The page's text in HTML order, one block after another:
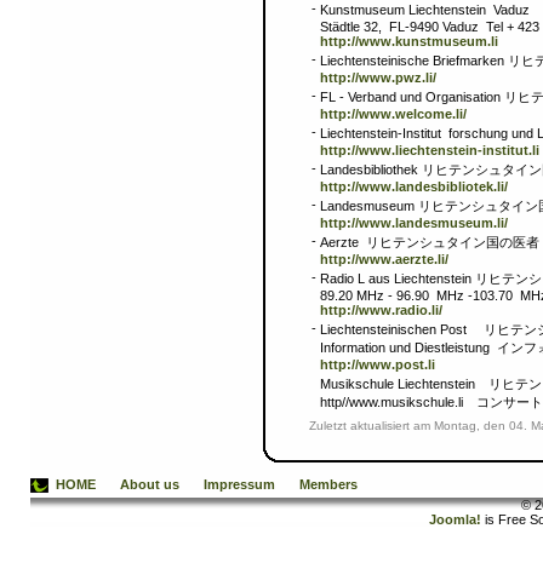
- Kunstmuseum Liechtenstein Vaduz
Städtle 32, FL-9490 Vaduz Tel +
http://www.kunstmuseum.li
-
Liechtensteinische Briefmarken リ
http://www.pwz.li/
- FL - Verband und Organisation リヒ
http://www.welcome.li/
-
Liechtenstein-Institut forschung
http://www.liechtenstein-institut.li
-
Landesbibliothek リヒテンシュタイ
http://www.landesbibliotek.li/
-
Landesmuseum リヒテンシュタイ
http://www.landesmuseum.li/
- Aerzte リヒテンシュタイン国の医者
http://www.aerzte.li/
- Radio L aus Liechtenstein リヒテン
89.20 MHz - 96.90 MHz -103.70
http://www.radio.li/
-
Liechtensteinischen Post リヒテン
Information und Diestleistung インフ
http://www.post.li
Musikschule Liechtenstein リヒテ
http//www.musikschule.li コンサ
Zuletzt aktualisiert am Montag, den 04.
HOME About us Impressum
Members
©
Joomla! is Free